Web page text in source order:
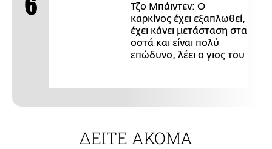
Τζο Μπάιντεν: Ο
καρκίνος έχει εξαπλωθεί,
έχει κάνει μετάσταση στα
οστά και είναι πολύ
επώδυνο, λέει ο γιος του
ΔΕΙΤΕ ΑΚΟΜΑ